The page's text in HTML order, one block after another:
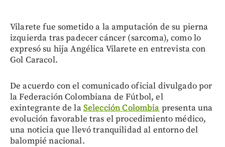
Vilarete fue sometido a la amputación de su pierna
izquierda tras padecer cáncer (sarcoma), como lo
expresó su hija Angélica Vilarete en entrevista con
Gol Caracol.
De acuerdo con el comunicado oficial divulgado por
la Federación Colombiana de Fútbol, el
exintegrante de laSelección Colombia presenta una
evolución favorable tras el procedimiento médico,
una noticia que llevó tranquilidad al entorno del
balompié nacional.